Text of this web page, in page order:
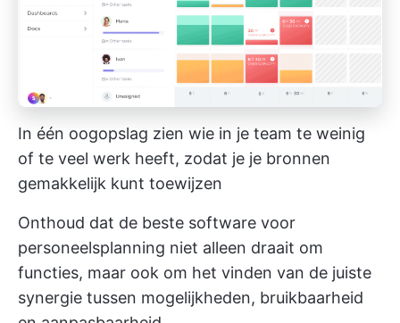
In één oogopslag zien wie in je team te weinig
of te veel werk heeft, zodat je je bronnen
gemakkelijk kunt toewijzen
Onthoud dat de beste software voor
personeelsplanning niet alleen draait om
functies, maar ook om het vinden van de juiste
synergie tussen mogelijkheden, bruikbaarheid